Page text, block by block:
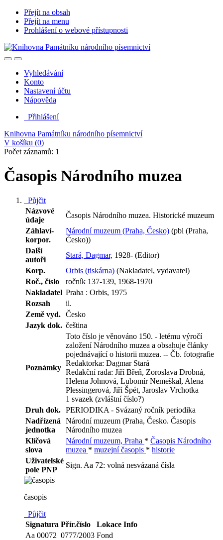
Přejít na obsah
Přejít na menu
Prohlášení o webové přístupnosti
Vyhledávání
Konto
Nastavení účtu
Nápověda
Přihlášení
Knihovna Památníku národního písemnictví
V košíku (0)
Počet záznamů: 1
Časopis Národního muzea
Půjčit
Názvové
údaje
Časopis Národního muzea. Historické muzeum
Záhlaví-
korpor.
Národní muzeum (Praha, Česko) (pbl (Praha,
Česko))
Další
autoři
Stará, Dagmar, 1928- (Editor)
Korp.
Orbis (tiskárna) (Nakladatel, vydavatel)
Roč., číslo
ročník 137-139, 1968-1970
Nakladatel Praha : Orbis, 1975
Rozsah
il.
Země vyd. Česko
Jazyk dok. čeština
Poznámky
Toto číslo je věnováno 150. - letému výročí
založení Národního muzea a obsahuje články
pojednávající o historii muzea. -- Čb. fotografie
Redaktorka: Dagmar Stará
Redakční rada: Jiří Břeň, Zoroslava Drobná,
Helena Johnová, Lubomír Nemeškal, Alena
Plessingerová, Jiří Špét, Jaroslav Vrchotka
1 svazek (zvláštní číslo?)
Druh dok. PERIODIKA - Svázaný ročník periodika
Nadřízená
jednotka
Národní muzeum (Praha, Česko. Časopis
Národního muzea
Klíčová
slova
Národní muzeum, Praha * Časopis Národního
muzea * muzejní časopis * historie
Uživatelské
pole PNP
Sign. Aa 72: volná nesvázaná čísla
časopis
Půjčit
Signatura Přír.číslo Lokace Info
Aa 00072 0777/2003 Fond